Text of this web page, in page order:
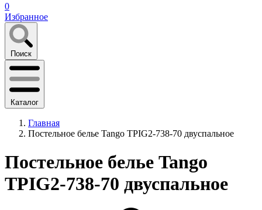
0
Избранное
Поиск
Каталог
Главная
Постельное белье Tango TPIG2-738-70 двуспальное
Постельное белье Tango
TPIG2-738-70 двуспальное